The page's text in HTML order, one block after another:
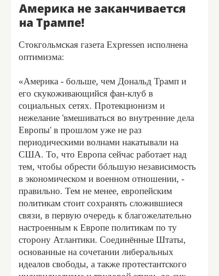
Америка не заканчивается
на Трампе!
Стокгольмская газета Expressen исполнена
оптимизма:
«Америка - больше, чем Дональд Трамп и
его скукоживающийся фан-клуб в
социальных сетях. Протекционизм и
нежелание 'вмешиваться во внутренние дела
Европы' в прошлом уже не раз
периодическими волнами накатывали на
США. То, что Европа сейчас работает над
тем, чтобы обрести бóльшую независимость
в экономическом и военном отношении, -
правильно. Тем не менее, европейским
политикам стоит сохранять сложившиеся
связи, в первую очередь к благожелательно
настроенным к Европе политикам по ту
сторону Атлантики. Соединённые Штаты,
основанные на сочетании либеральных
идеалов свободы, а также протестантского